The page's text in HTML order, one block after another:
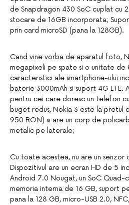
de Snapdragon 430 SoC cuplat cu
stocare de 16GB incorporata;
prin card microSD (pana la 128GB).
Cand vine vorba de aparatul foto,
megapixeli pe spate si o unitate
caracteristici ale smartphone-ului
baterie 3000mAh si suport 4G LTE.
pentru cei care doresc un telefon
buget redus, Nokia 3 este la pretul
950 RON) si are un corp de
metalic pe laterale;
Cu toate acestea, nu are un senzor
Dispozitivul are un ecran HD de 5
Android 7.0 Nougat, un SoC Quad-
memoria interna de 16 GB, suport
pana la 128 GB, micro-USB 2.0,